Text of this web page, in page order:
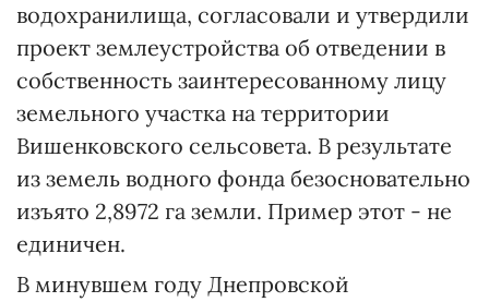
водохранилища, согласовали и утвердили
проект землеустройства об отведении в
собственность заинтересованному лицу
земельного участка на территории
Вишенковского сельсовета. В результате
из земель водного фонда безосновательно
изъято 2,8972 га земли. Пример этот - не
единичен.
В минувшем году Днепровской